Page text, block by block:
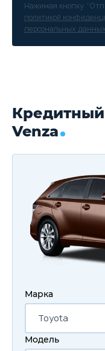
Нажимая кнопку
политикой
персональных данных
Кредитный
Venza
Марка
Toyota
Модель